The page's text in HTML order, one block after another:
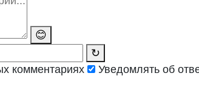
😊
↻
комментариях
Уведомлять об